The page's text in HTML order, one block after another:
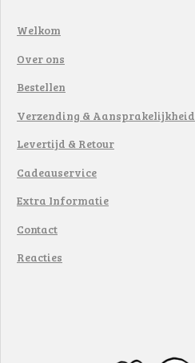
Welkom
Over ons
Bestellen
Verzending & Aansprakelijkheid
Levertijd & Retour
Cadeauservice
Extra Informatie
Contact
Reacties